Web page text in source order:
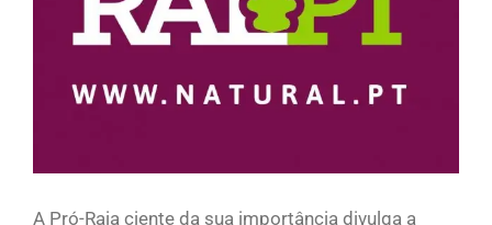
A Pró-Raia ciente da sua importância divulga a